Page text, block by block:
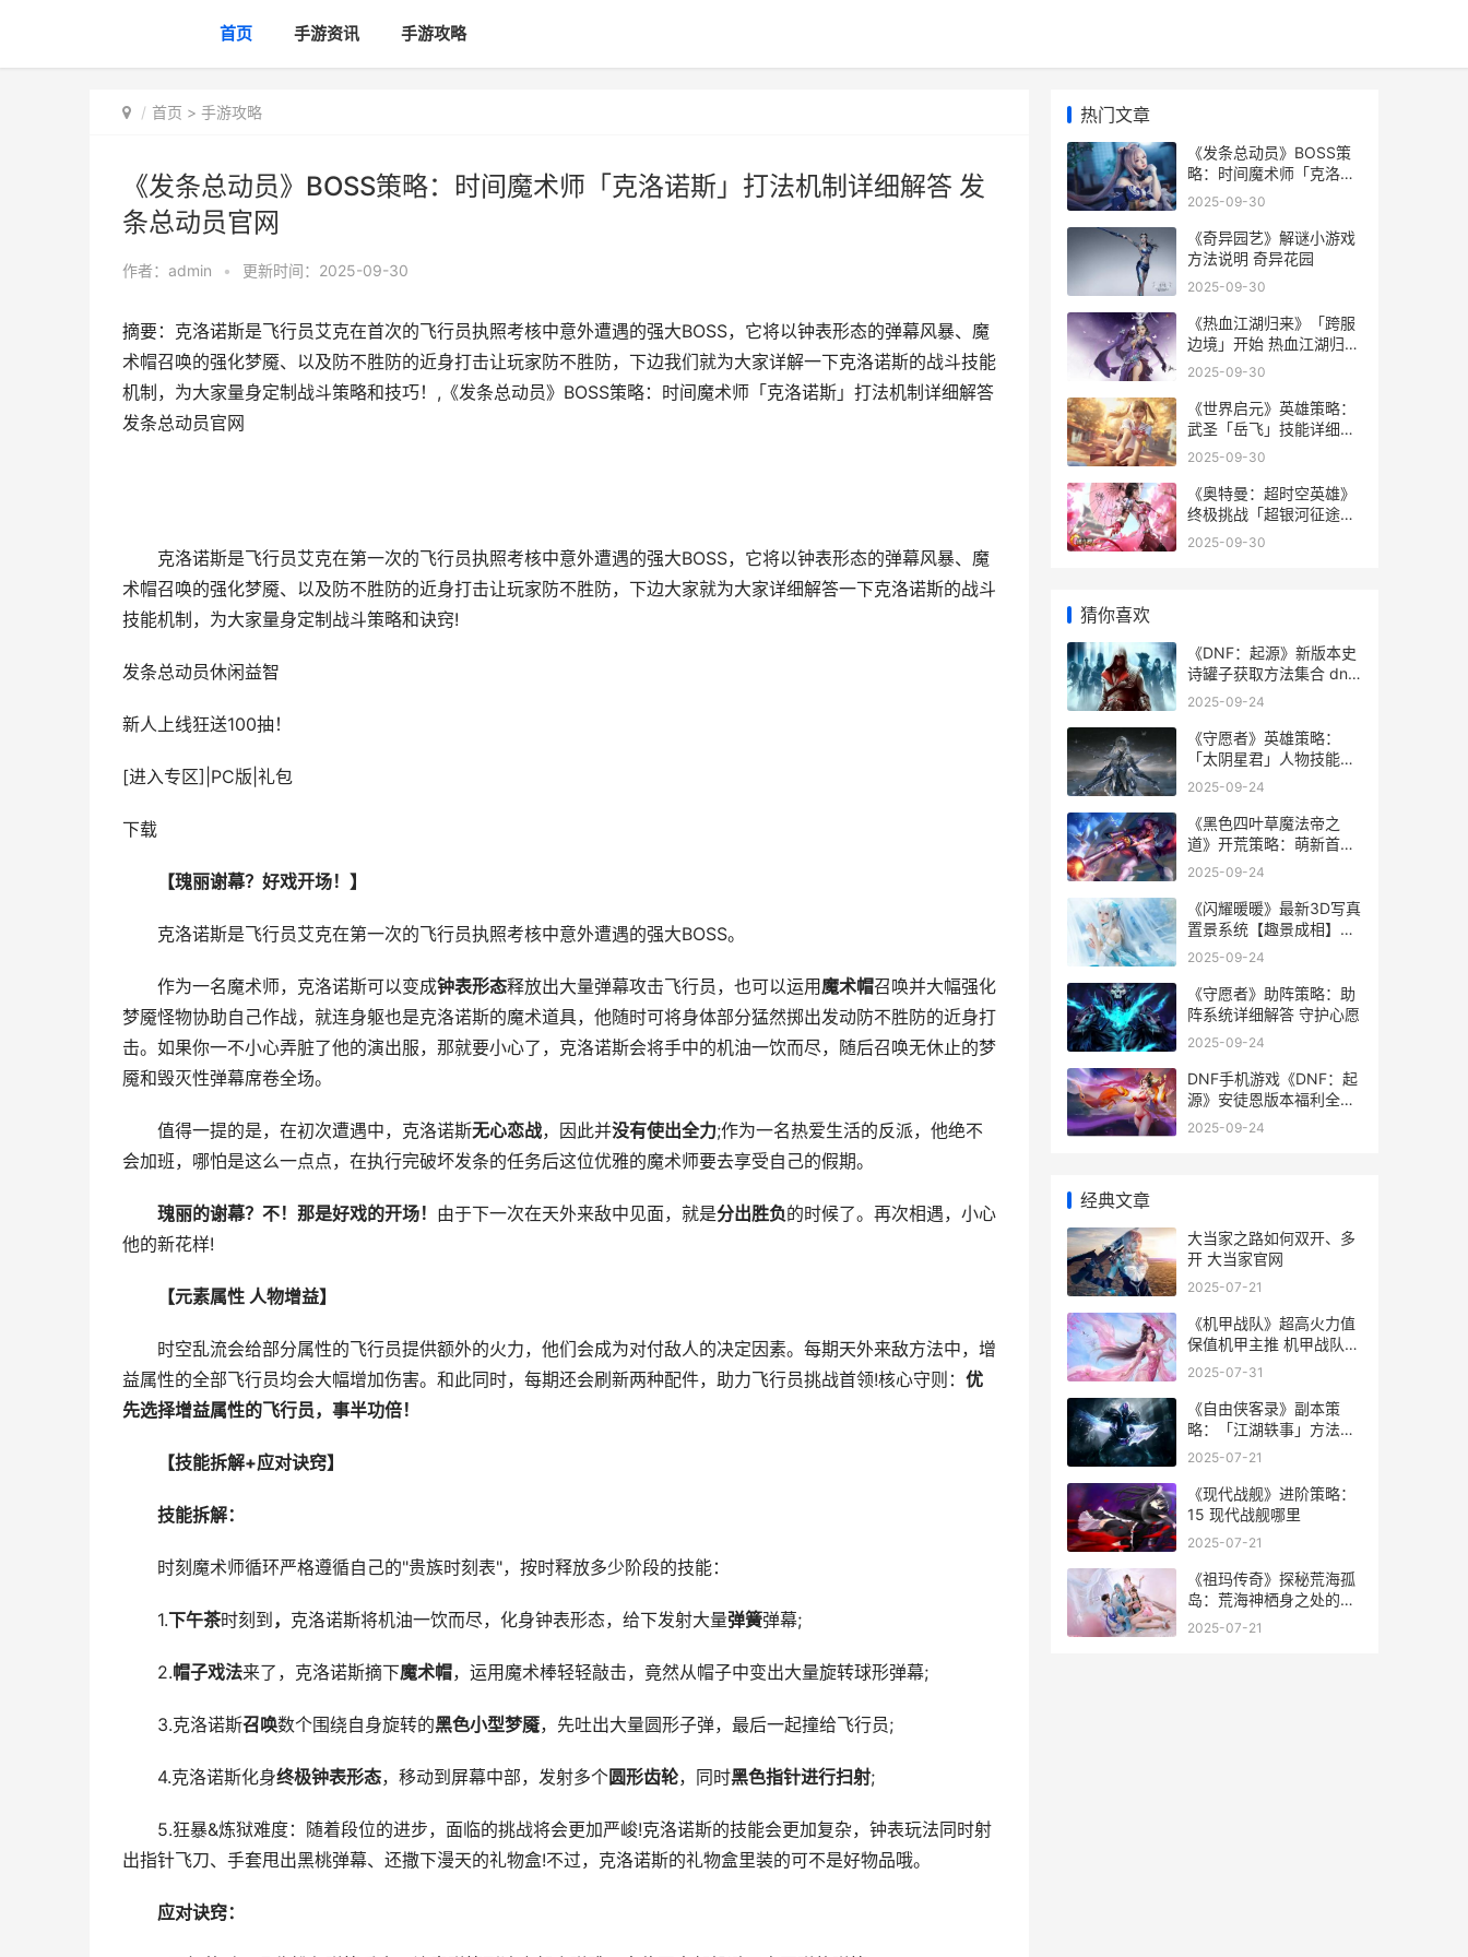
首页 手游资讯 手游攻略
首页 > 手游攻略
《发条总动员》BOSS策略：时间魔术师「克洛诺斯」打法机制详细解答 发
条总动员官网
作者： admin • 更新时间：2025-09-30
摘要：克洛诺斯是飞行员艾克在首次的飞行员执照考核中意外遭遇的强大BOSS，它将以钟表形态的弹幕风暴、魔
术帽召唤的强化梦魇、以及防不胜防的近身打击让玩家防不胜防，下边我们就为大家详解一下克洛诺斯的战斗技能
机制，为大家量身定制战斗策略和技巧！,《发条总动员》BOSS策略：时间魔术师「克洛诺斯」打法机制详细解答
发条总动员官网
克洛诺斯是飞行员艾克在第一次的飞行员执照考核中意外遭遇的强大BOSS，它将以钟表形态的弹幕风暴、魔
术帽召唤的强化梦魇、以及防不胜防的近身打击让玩家防不胜防，下边大家就为大家详细解答一下克洛诺斯的战斗
技能机制，为大家量身定制战斗策略和诀窍!
发条总动员休闲益智
新人上线狂送100抽！
[进入专区] PC版 礼包
下载
【瑰丽谢幕？好戏开场！】
克洛诺斯是飞行员艾克在第一次的飞行员执照考核中意外遭遇的强大BOSS。
作为一名魔术师，克洛诺斯可以变成钟表形态释放出大量弹幕攻击飞行员，也可以运用魔术帽召唤并大幅强化
梦魇怪物协助自己作战，就连身躯也是克洛诺斯的魔术道具，他随时可将身体部分猛然掷出发动防不胜防的近身打
击。如果你一不小心弄脏了他的演出服，那就要小心了，克洛诺斯会将手中的机油一饮而尽，随后召唤无休止的梦
魇和毁灭性弹幕席卷全场。
值得一提的是，在初次遭遇中，克洛诺斯无心恋战，因此并没有使出全力;作为一名热爱生活的反派，他绝不
会加班，哪怕是这么一点点，在执行完破坏发条的任务后这位优雅的魔术师要去享受自己的假期。
瑰丽的谢幕？不！那是好戏的开场！ 由于下一次在天外来敌中见面，就是分出胜负的时候了。再次相遇，小心
他的新花样!
【元素属性 人物增益】
时空乱流会给部分属性的飞行员提供额外的火力，他们会成为对付敌人的决定因素。每期天外来敌方法中，增
益属性的全部飞行员均会大幅增加伤害。和此同时，每期还会刷新两种配件，助力飞行员挑战首领!核心守则： 优
先选择增益属性的飞行员，事半功倍！
【技能拆解+应对诀窍】
技能拆解：
时刻魔术师循环严格遵循自己的"贵族时刻表"，按时释放多少阶段的技能：
1.下午茶时刻到 ， 克洛诺斯将机油一饮而尽，化身钟表形态，给下发射大量弹簧弹幕;
2.帽子戏法来了，克洛诺斯摘下魔术帽，运用魔术棒轻轻敲击，竟然从帽子中变出大量旋转球形弹幕;
3.克洛诺斯召唤数个围绕自身旋转的黑色小型梦魇，先吐出大量圆形子弹，最后一起撞给飞行员;
4.克洛诺斯化身终极钟表形态，移动到屏幕中部，发射多个圆形齿轮，同时黑色指针进行扫射;
5.狂暴&炼狱难度：随着段位的进步，面临的挑战将会更加严峻!克洛诺斯的技能会更加复杂，钟表玩法同时射
出指针飞刀、手套甩出黑桃弹幕、还撒下漫天的礼物盒!不过，克洛诺斯的礼物盒里装的可不是好物品哦。
应对诀窍：
热门文章
《发条总动员》BOSS策
略：时间魔术师「克洛诺
斯」打法机制详细解答 发
2025-09-30
《奇异园艺》解谜小游戏
方法说明 奇异花园
2025-09-30
《热血江湖归来》「跨服
边境」开始 热血江湖归来
邀请码
2025-09-30
《世界启元》英雄策略：
武圣「岳飞」技能详细解
答 《世界启元》英语怎么
2025-09-30
《奥特曼：超时空英雄》
终极挑战「超银河征途」
方法详细解答 奥特曼超时
2025-09-30
猜你喜欢
《DNF：起源》新版本史
诗罐子获取方法集合 dnf
起源背景故事
2025-09-24
《守愿者》英雄策略：
「太阴星君」人物技能详
细解答 《守愿者》英雄事
2025-09-24
《黑色四叶草魔法帝之
道》开荒策略：萌新首日
保姆级开荒指导 黑色四叶
2025-09-24
《闪耀暖暖》最新3D写真
置景系统【趣景成相】方
法详细解答 闪耀暖暖新剧
2025-09-24
《守愿者》助阵策略：助
阵系统详细解答 守护心愿
2025-09-24
DNF手机游戏《DNF：起
源》安徒恩版本福利全集
合 手机版dnf的游戏叫什
2025-09-24
经典文章
大当家之路如何双开、多
开 大当家官网
2025-07-21
《机甲战队》超高火力值
保值机甲主推 机甲战队游
戏解说
2025-07-31
《自由侠客录》副本策
略：「江湖轶事」方法机
制详细解答 自由侠客录最
2025-07-21
《现代战舰》进阶策略：
15 现代战舰哪里
2025-07-21
《祖玛传奇》探秘荒海孤
岛：荒海神栖身之处的隐
秘征程 祖玛传奇1.76
2025-07-21